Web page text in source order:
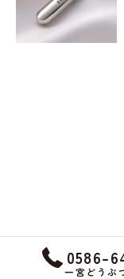
0586-
一宮どうぶ